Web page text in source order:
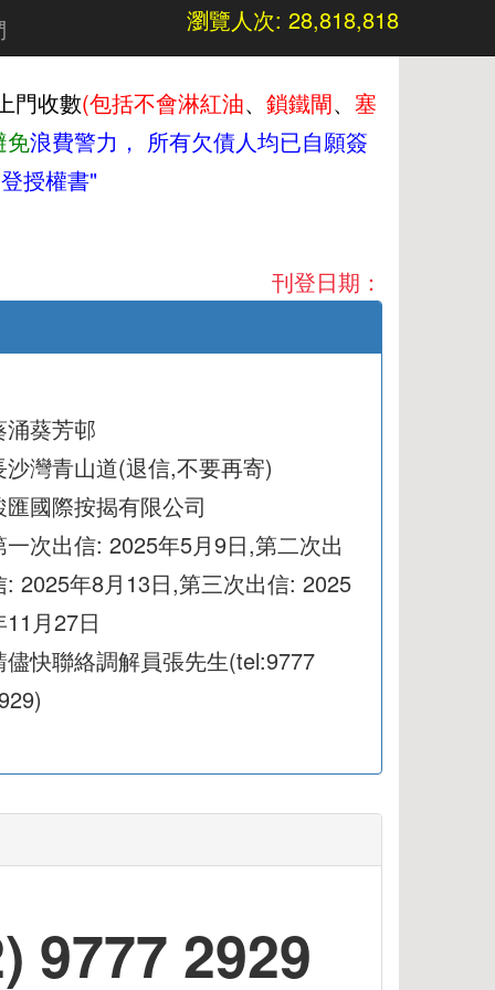
瀏覽人次: 28,818,818
門收數(包括不會淋紅油、 鎖鐵閘、 塞
免浪費警力， 所有欠債人均已自願簽
授權書"
刊登日期：
涌葵芳邨
沙灣青山道(退信,不要再寄)
匯國際按揭有限公司
一次出信: 2025年5月9日,第二次出
: 2025年8月13日,第三次出信: 2025
11月27日
儘快聯絡調解員張先生(tel:9777
9777 2929